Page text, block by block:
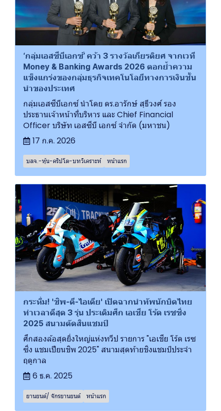
‘กลุ่มเอสซีบีเอกซ์’ คว้า 3 รางวัลเกียรติยศ จากเวที
Money & Banking Awards 2026 ตอกย้ำความ
แข็งแกร่งของกลุ่มธุรกิจเทคโนโลยีทางการเงินชั้น
นำของประเทศ
กลุ่มเอสซีบีเอกซ์ นำโดย ดร.อารักษ์ สุธีวงศ์ รอง
ประธานเจ้าหน้าที่บริหาร และ Chief Financial
Officer บริษัท เอสซีบี เอกซ์ จำกัด (มหาชน)
17 ก.ค. 2026
บลจ.-หุ้น-คริปโต-บทวิเคราะห์ หน้าแรก
กระหึ่ม! 'ชิพ-ตี-ไอเดีย' เปิดฉากนำทัพนักบิดไทย
ทำเวลาดีสุด 3 รุ่น ประเดิมศึก เอเชีย โร้ด เรซซิ่ง
2025 สนามตัดสินแชมป์
ศึกสองล้อสุดยิ่งใหญ่แห่งทวีป รายการ "เอเชีย โร้ด เรซ
ซิ่ง แชมเปียนชิพ 2025" สนามสุดท้ายชิงแชมป์ประจำ
ฤดูกาล
6 ธ.ค. 2025
ยานยนต์/ จักรยานยนต์ หน้าแรก